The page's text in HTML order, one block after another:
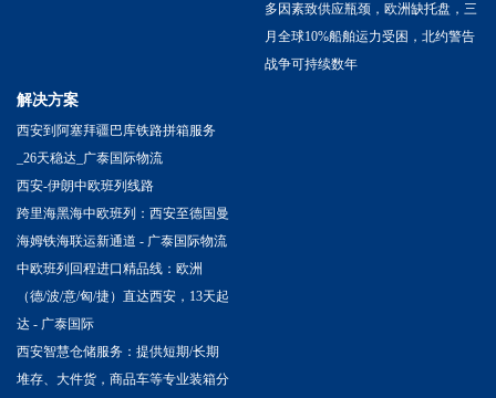
多因素致供应瓶颈，欧洲缺托盘，三
月全球10%船舶运力受困，北约警告
战争可持续数年
解决方案
西安到阿塞拜疆巴库铁路拼箱服务
_26天稳达_广泰国际物流
西安-伊朗中欧班列线路
跨里海黑海中欧班列：西安至德国曼
海姆铁海联运新通道 - 广泰国际物流
中欧班列回程进口精品线：欧洲
（德/波/意/匈/捷）直达西安，13天起
达 - 广泰国际
西安智慧仓储服务：提供短期/长期
堆存、大件货，商品车等专业装箱分